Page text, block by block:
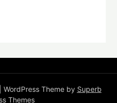
| WordPress Theme by Superb
Themes